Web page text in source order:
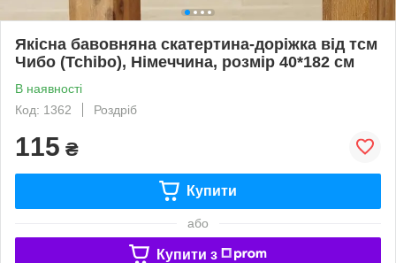
Якісна бавовняна скатертина-доріжка від тсм
Чибо (Tchibo), Німеччина, розмір 40*182 см
В наявності
Код: 1362
Роздріб
115 ₴
Купити
або
Купити з